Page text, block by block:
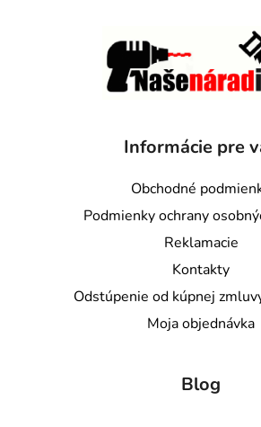
Informácie pre
Obchodné
Podmienky ochrany
Reklamacie
Kontakty
Odstúpenie od kúpnej
Moja objednávka
Blog